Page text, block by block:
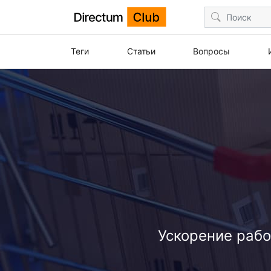
Теги Статьи Вопросы
Ускорение